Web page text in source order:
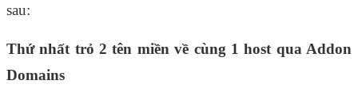
sau:
Thứ nhất trỏ 2 tên miền về cùng 1 host qua Addon
Domains